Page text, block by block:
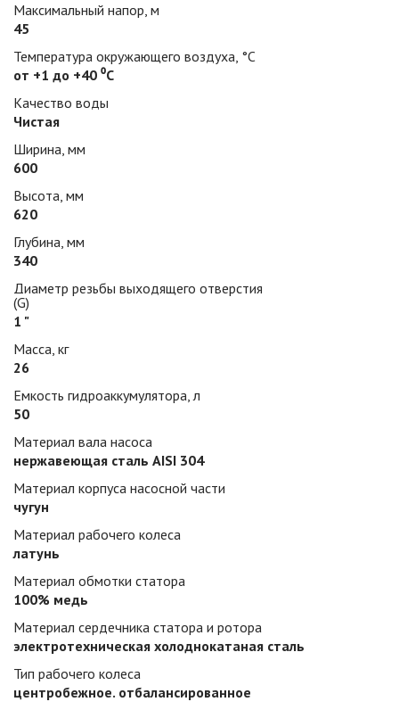
Максимальный напор, м
45
Температура окружающего воздуха, °С
от +1 до +40 ⁰С
Качество воды
Чистая
Ширина, мм
600
Высота, мм
620
Глубина, мм
340
Диаметр резьбы выходящего отверстия
(G)
1 "
Масса, кг
26
Емкость гидроаккумулятора, л
50
Материал вала насоса
нержавеющая сталь AISI 304
Материал корпуса насосной части
чугун
Материал рабочего колеса
латунь
Материал обмотки статора
100% медь
Материал сердечника статора и ротора
электротехническая холоднокатаная сталь
Тип рабочего колеса
центробежное. отбалансированное